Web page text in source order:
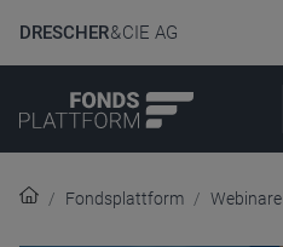
DRESCHER& CIE AG
Fondsplattform Webinare